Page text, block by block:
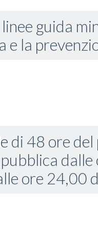
guida
e la
di 48 ore
ore 24,00